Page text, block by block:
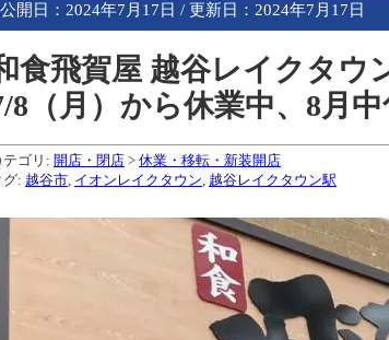
公開日： 2024年7月17日 / 更新日： 2024年7月17日
食飛賀屋 越谷レイクタウ
8（月）から休業中、8月
テゴリ: 開店・閉店 > 休業・移転・新装開店
グ: 越谷市 イオンレイクタウン 越谷レイクタウン駅